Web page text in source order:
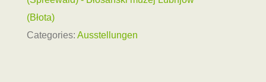
(Błota)
Categories: Ausstellungen